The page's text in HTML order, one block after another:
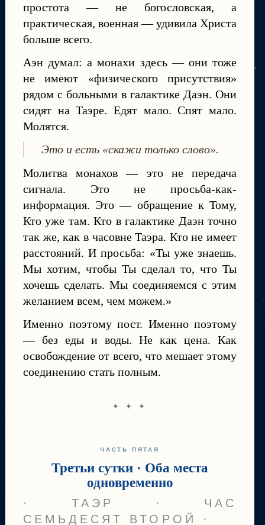
простота — не богословская, а
практическая, военная — удивила Христа
больше всего.
Аэн думал: а монахи здесь — они тоже
не имеют «физического присутствия»
рядом с больными в галактике Даэн. Они
сидят на Таэре. Едят мало. Спят мало.
Молятся.
Это и есть «скажи только слово».
Молитва монахов — это не передача
сигнала. Это не просьба-как-
информация. Это — обращение к Тому,
Кто уже там. Кто в галактике Даэн точно
так же, как в часовне Таэра. Кто не имеет
расстояний. И просьба: «Ты уже знаешь.
Мы хотим, чтобы Ты сделал то, что Ты
хочешь сделать. Мы соединяемся с этим
желанием всем, чем можем.»
Именно поэтому пост. Именно поэтому
— без еды и воды. Не как цена. Как
освобождение от всего, что мешает этому
соединению стать полным.
✦ ✦ ✦
ЧАСТЬ ПЯТАЯ
Третьи сутки · Оба места
одновременно
· ТАЭР · ЧАС
СЕМЬДЕСЯТ ВТОРОЙ ·